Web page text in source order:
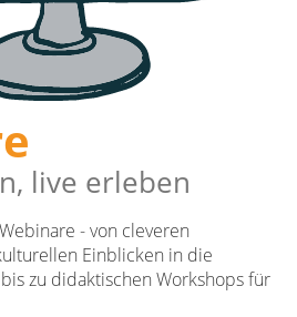
live erleben
- von cleveren
Einblicken in die
zu didaktischen Workshops für